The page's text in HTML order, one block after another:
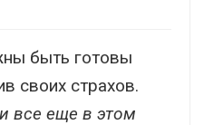
быть готовы
своих страхов.
все еще в этом